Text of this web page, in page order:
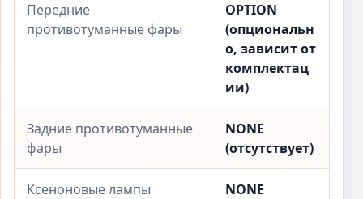
Передние
противотуманные фары
OPTION
(опциональн
о, зависит от
комплектац
ии)
Задние противотуманные
фары
NONE
(отсутствует)
Ксеноновые лампы
NONE